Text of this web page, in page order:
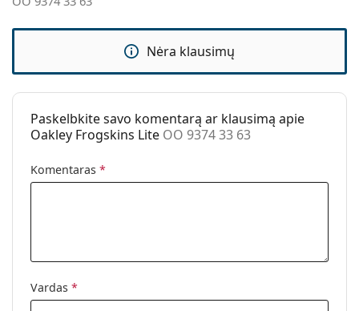
Lytis:
Vyrams
Prekės ženklas:
Oakley
Sportas:
Golfas, Žygiai
Nėra klausimų
Paskelbkite savo komentarą ar klausimą apie
Oakley Frogskins Lite OO 9374 33 63
Komentaras *
Vardas *